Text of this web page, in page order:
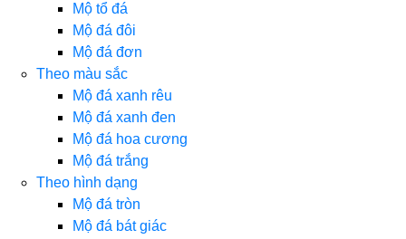
Mộ tổ đá
Mộ đá đôi
Mộ đá đơn
Theo màu sắc
Mộ đá xanh rêu
Mộ đá xanh đen
Mộ đá hoa cương
Mộ đá trắng
Theo hình dạng
Mộ đá tròn
Mộ đá bát giác